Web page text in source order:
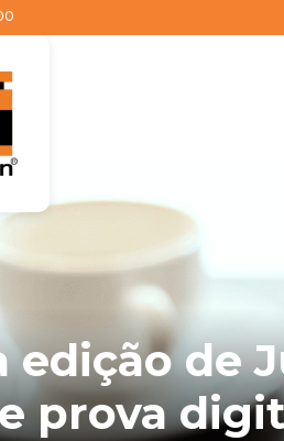
edição de
prova